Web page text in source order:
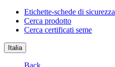
Etichette-schede di sicurezza
Cerca prodotto
Cerca certificati seme
Italia